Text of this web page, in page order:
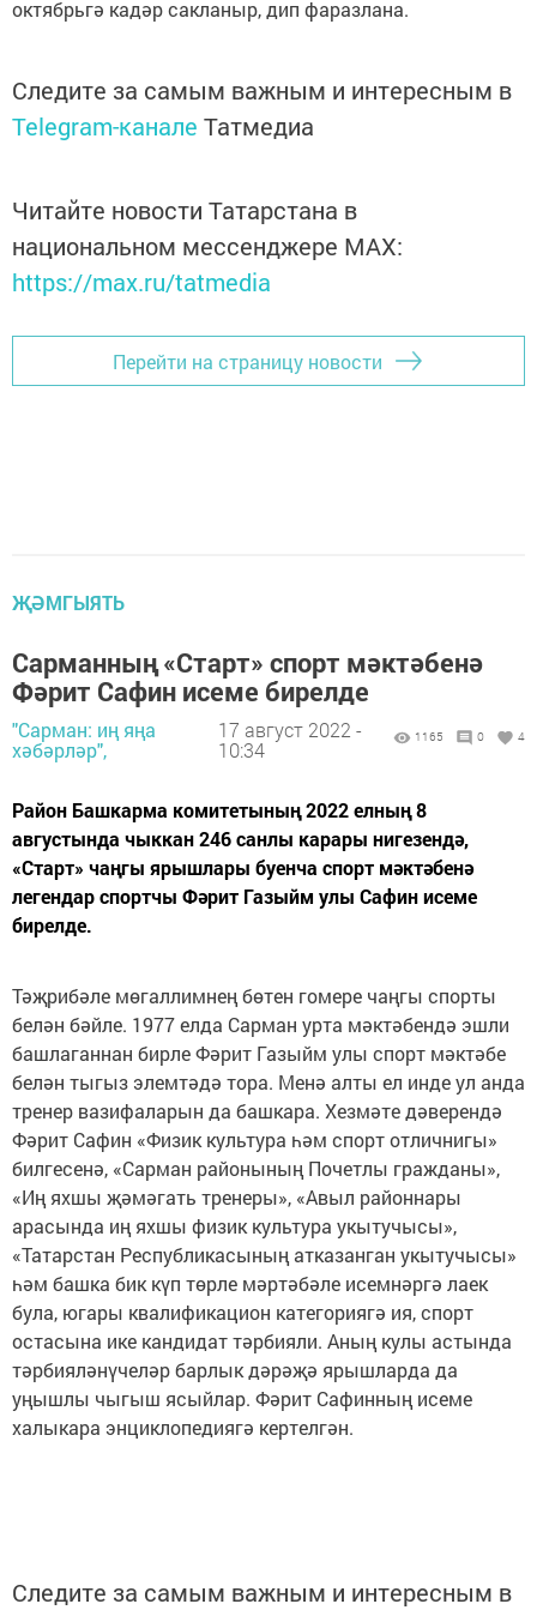
октябрьгә кадәр сакланыр, дип фаразлана.
Следите за самым важным и интересным в
Telegram-канале Татмедиа
Читайте новости Татарстана в
национальном мессенджере MАХ:
https://max.ru/tatmedia
Перейти на страницу новости
ҖӘМГЫЯТЬ
Сарманның «Старт» спорт мәктәбенә
Фәрит Сафин исеме бирелде
"Сарман: иң яңа
хәбәрләр",
17 август 2022 -
10:34
1165 0 4
Район Башкарма комитетының 2022 елның 8
августында чыккан 246 санлы карары нигезендә,
«Старт» чаңгы ярышлары буенча спорт мәктәбенә
легендар спортчы Фәрит Газыйм улы Сафин исеме
бирелде.
Тәҗрибәле мөгаллимнең бөтен гомере чаңгы спорты
белән бәйле. 1977 елда Сарман урта мәктәбендә эшли
башлаганнан бирле Фәрит Газыйм улы спорт мәктәбе
белән тыгыз элемтәдә тора. Менә алты ел инде ул анда
тренер вазифаларын да башкара. Хезмәте дәверендә
Фәрит Сафин «Физик культура һәм спорт отличнигы»
билгесенә, «Сарман районының Почетлы гражданы»,
«Иң яхшы җәмәгать тренеры», «Авыл районнары
арасында иң яхшы физик культура укытучысы»,
«Татарстан Республикасының атказанган укытучысы»
һәм башка бик күп төрле мәртәбәле исемнәргә лаек
була, югары квалификацион категориягә ия, спорт
остасына ике кандидат тәрбияли. Аның кулы астында
тәрбияләнүчеләр барлык дәрәҗә ярышларда да
уңышлы чыгыш ясыйлар. Фәрит Сафинның исеме
халыкара энциклопедиягә кертелгән.
Следите за самым важным и интересным в